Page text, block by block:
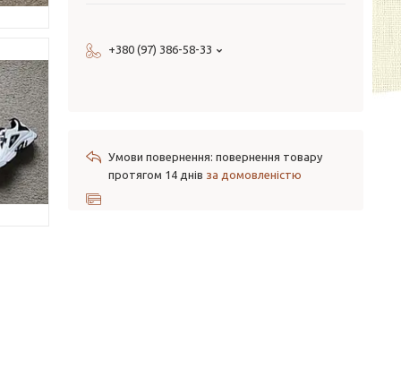
+380 (97) 386-58-33
повернення товару
протягом 14 днів за домовленістю